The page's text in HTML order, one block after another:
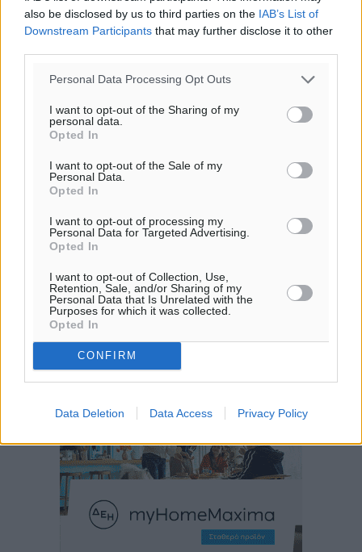
also be disclosed by us to third parties on the IAB’s List of
Downstream Participants that may further disclose it to other
Personal Data Processing Opt Outs
I want to opt-out of the Sharing of my
personal data.
Opted In
I want to opt-out of the Sale of my
Personal Data.
Opted In
I want to opt-out of processing my
Personal Data for Targeted Advertising.
Opted In
I want to opt-out of Collection, Use,
Retention, Sale, and/or Sharing of my
Personal Data that Is Unrelated with the
Purposes for which it was collected.
Opted In
CONFIRM
Data Deletion Data Access Privacy Policy